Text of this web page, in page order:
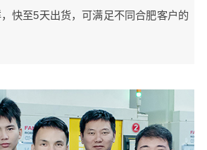
快至5天出货，可满足不同合肥客户的